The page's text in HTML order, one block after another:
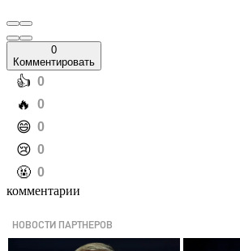
0
Комментировать
️👍 0
️🔥 0
️😄 0
️😢 0
️🤬 0
комментарии